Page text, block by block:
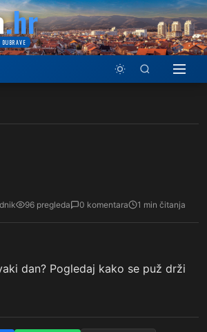
.hr
96 pregleda 0 komentara 1 min čitanja
dan? Pogledaj kako se puž drži